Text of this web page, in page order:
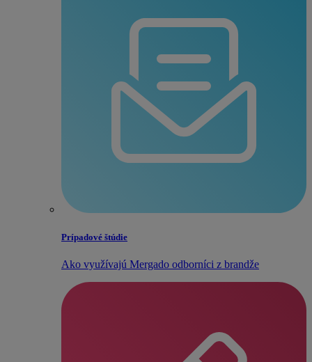
Prípadové štúdie
Ako využívajú Mergado odborníci z brandže